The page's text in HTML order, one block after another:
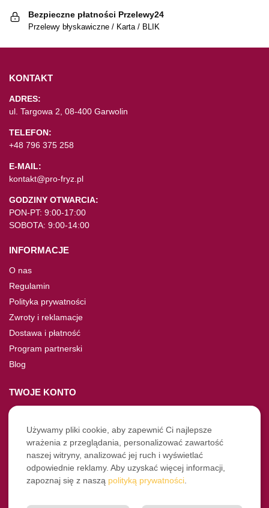
Bezpieczne płatności Przelewy24
Przelewy błyskawiczne / Karta / BLIK
KONTAKT
ADRES:
ul. Targowa 2, 08-400 Garwolin
TELEFON:
+48 796 375 258
E-MAIL:
kontakt@pro-fryz.pl
GODZINY OTWARCIA:
PON-PT: 9:00-17:00
SOBOTA: 9:00-14:00
INFORMACJE
O nas
Regulamin
Polityka prywatności
Zwroty i reklamacje
Dostawa i płatność
Program partnerski
Blog
TWOJE KONTO
Moje konto
Nie pamiętasz hasła?
Twoje zamówienia
NASZE SOCIALE
Używamy pliki cookie, aby zapewnić Ci najlepsze
wrażenia z przeglądania, personalizować zawartość
naszej witryny, analizować jej ruch i wyświetlać
odpowiednie reklamy. Aby uzyskać więcej informacji,
zapoznaj się z naszą polityką prywatności